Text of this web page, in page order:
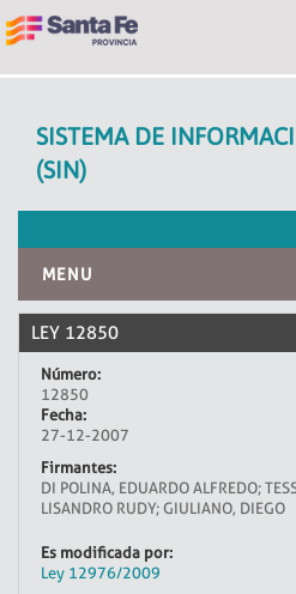
SISTEMA DE
(SIN)
MENU
INICIO
LEY 12850
Número:
12850
Fecha:
27-12-2007
Firmantes:
DI POLINA, EDUARDO ALFREDO;
LISANDRO RUDY; GIULIANO, DIEGO
Es modificada por:
Ley 12976/2009